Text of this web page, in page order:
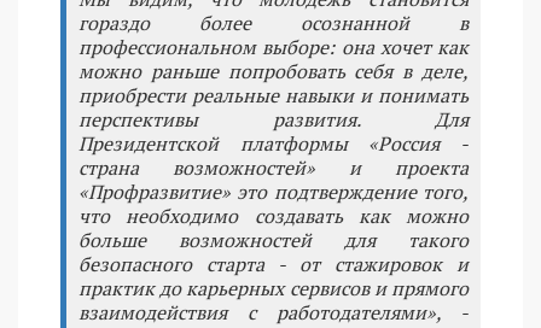
гораздо более осознанной в
профессиональном выборе: она хочет как
можно раньше попробовать себя в деле,
приобрести реальные навыки и понимать
перспективы развития. Для
Президентской платформы «Россия -
страна возможностей» и проекта
«Профразвитие» это подтверждение того,
что необходимо создавать как можно
больше возможностей для такого
безопасного старта - от стажировок и
практик до карьерных сервисов и прямого
взаимодействия с работодателями», -